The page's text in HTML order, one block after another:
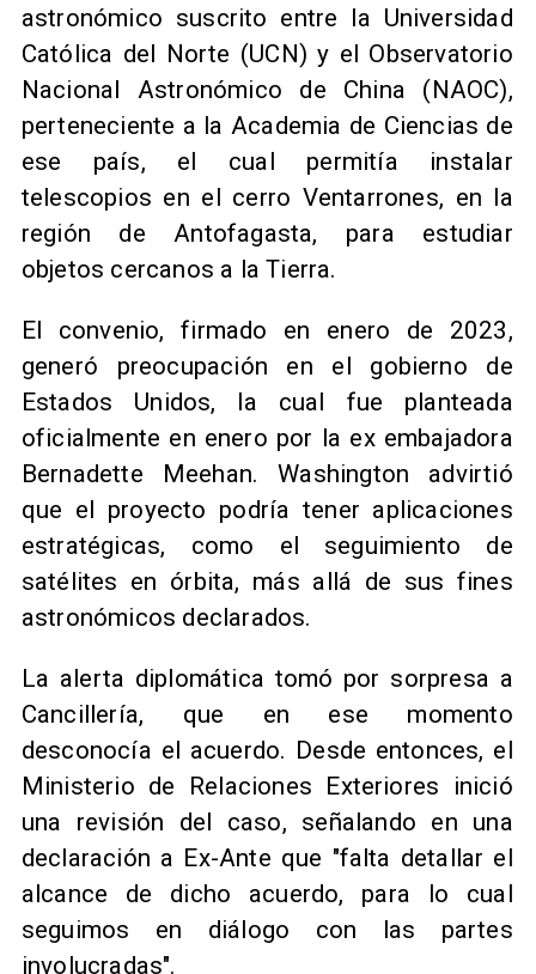
astronómico suscrito entre la Universidad
Católica del Norte (UCN) y el Observatorio
Nacional Astronómico de China (NAOC),
perteneciente a la Academia de Ciencias de
ese país, el cual permitía instalar
telescopios en el cerro Ventarrones, en la
región de Antofagasta, para estudiar
objetos cercanos a la Tierra.
El convenio, firmado en enero de 2023,
generó preocupación en el gobierno de
Estados Unidos, la cual fue planteada
oficialmente en enero por la ex embajadora
Bernadette Meehan. Washington advirtió
que el proyecto podría tener aplicaciones
estratégicas, como el seguimiento de
satélites en órbita, más allá de sus fines
astronómicos declarados.
La alerta diplomática tomó por sorpresa a
Cancillería, que en ese momento
desconocía el acuerdo. Desde entonces, el
Ministerio de Relaciones Exteriores inició
una revisión del caso, señalando en una
declaración a Ex-Ante que "falta detallar el
alcance de dicho acuerdo, para lo cual
seguimos en diálogo con las partes
involucradas".